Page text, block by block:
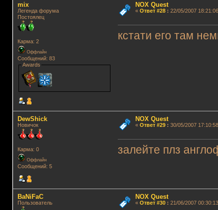
mix
Легенда форума
Постоялец
Карма: 2
Оффлайн
Сообщений: 83
Awards
NOX Quest
« Ответ #28: 22/05/2007
кстати его там
DewShick
Новичок
Карма: 0
Оффлайн
Сообщений: 5
NOX Quest
« Ответ #29: 30/05/2007
залейте плз
BaNiFaC
Пользователь
NOX Quest
« Ответ #30: 21/06/2007